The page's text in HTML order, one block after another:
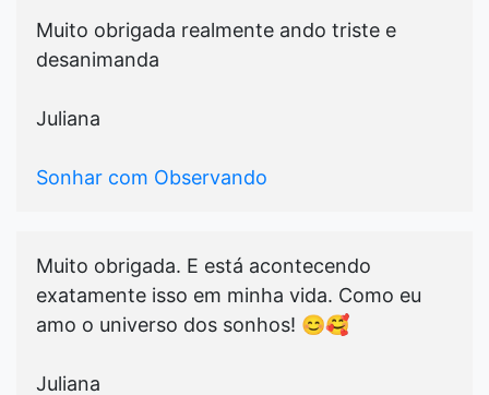
Muito obrigada realmente ando triste e
desanimanda
Juliana
Sonhar com Observando
Muito obrigada. E está acontecendo
exatamente isso em minha vida. Como eu
amo o universo dos sonhos! 😊🥰
Juliana